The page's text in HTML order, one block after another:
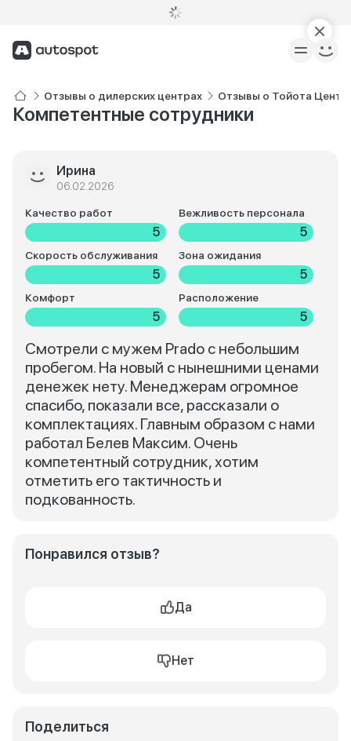
Отзывы о дилерских центрах Отзывы о Тойота Центр
Компетентные сотрудники
Ирина
06.02.2026
Качество работ
5
Вежливость персонала
5
Скорость обслуживания
5
Зона ожидания
5
Комфорт
5
Расположение
5
Смотрели с мужем Prado с небольшим
пробегом. На новый с нынешними ценами
денежек нету. Менеджерам огромное
спасибо, показали все, рассказали о
комплектациях. Главным образом с нами
работал Белев Максим. Очень
компетентный сотрудник, хотим
отметить его тактичность и
подкованность.
Понравился отзыв?
Да
Нет
Поделиться